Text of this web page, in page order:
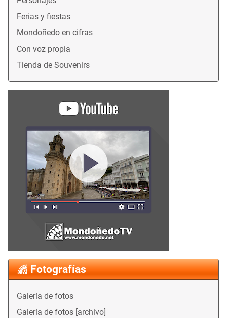
Ferias y fiestas
Mondoñedo en cifras
Con voz propia
Tienda de Souvenirs
Fotografías
Galería de fotos
Galería de fotos [archivo]